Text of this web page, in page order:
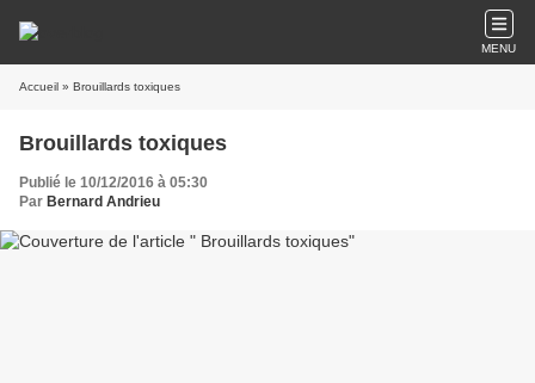
MENU
Accueil » Brouillards toxiques
Brouillards toxiques
Publié le 10/12/2016 à 05:30
Par Bernard Andrieu